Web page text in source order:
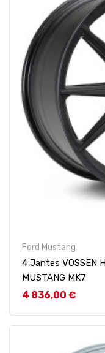
Ford Mustang
4 Jantes VOSSEN
MUSTANG MK7
Prix
4 836,00 €